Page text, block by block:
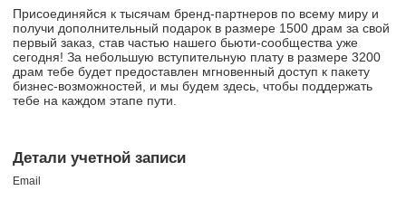
Присоединяйся к тысячам бренд-партнеров по всему миру и
получи дополнительный подарок в размере 1500 драм за свой
первый заказ, став частью нашего бьюти-сообщества уже
сегодня! За небольшую вступительную плату в размере 3200
драм тебе будет предоставлен мгновенный доступ к пакету
бизнес-возможностей, и мы будем здесь, чтобы поддержать
тебе на каждом этапе пути.
Детали учетной записи
Email